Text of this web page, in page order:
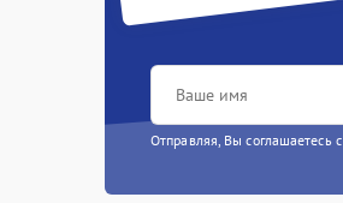
Отправляя, Вы соглашаетесь с